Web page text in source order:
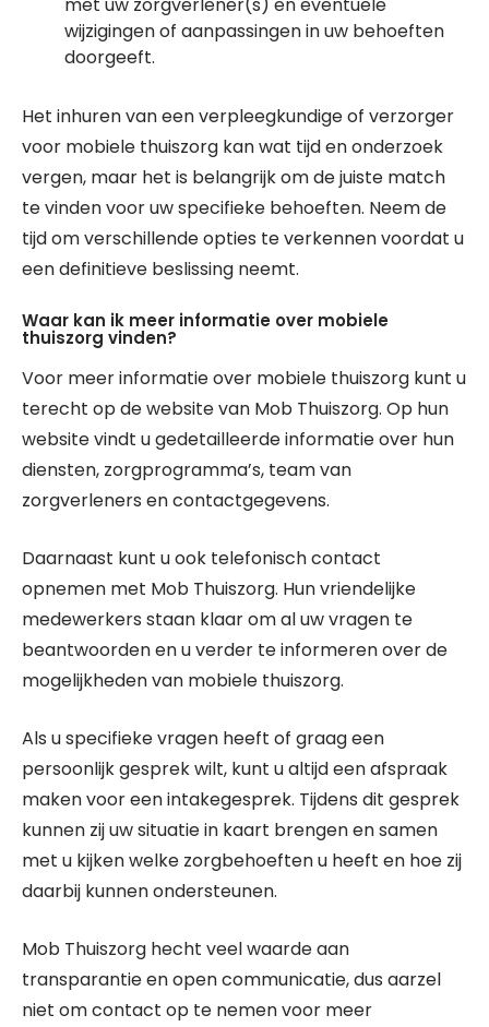
wijzigingen of aanpassingen in uw behoeften
doorgeeft.
Het inhuren van een verpleegkundige of verzorger
voor mobiele thuiszorg kan wat tijd en onderzoek
vergen, maar het is belangrijk om de juiste match
te vinden voor uw specifieke behoeften. Neem de
tijd om verschillende opties te verkennen voordat u
een definitieve beslissing neemt.
Waar kan ik meer informatie over mobiele
thuiszorg vinden?
Voor meer informatie over mobiele thuiszorg kunt u
terecht op de website van Mob Thuiszorg. Op hun
website vindt u gedetailleerde informatie over hun
diensten, zorgprogramma’s, team van
zorgverleners en contactgegevens.
Daarnaast kunt u ook telefonisch contact
opnemen met Mob Thuiszorg. Hun vriendelijke
medewerkers staan klaar om al uw vragen te
beantwoorden en u verder te informeren over de
mogelijkheden van mobiele thuiszorg.
Als u specifieke vragen heeft of graag een
persoonlijk gesprek wilt, kunt u altijd een afspraak
maken voor een intakegesprek. Tijdens dit gesprek
kunnen zij uw situatie in kaart brengen en samen
met u kijken welke zorgbehoeften u heeft en hoe zij
daarbij kunnen ondersteunen.
Mob Thuiszorg hecht veel waarde aan
transparantie en open communicatie, dus aarzel
niet om contact op te nemen voor meer